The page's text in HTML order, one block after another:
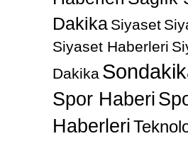
Dakika Siyaset
Siyaset Haberleri
Dakika
Spor Haberi
Haberleri